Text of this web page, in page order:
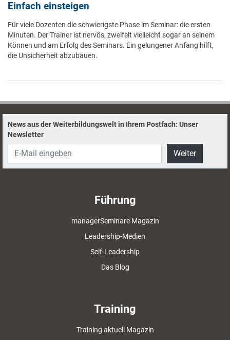
Einfach einsteigen
Für viele Dozenten die schwierigste Phase im Seminar: die ersten
Minuten. Der Trainer ist nervös, zweifelt vielleicht sogar an seinem
Können und am Erfolg des Seminars. Ein gelungener Anfang hilft,
die Unsicherheit abzubauen.
News aus der Weiterbildungswelt in Ihrem Postfach: Unser
Newsletter
Weiter
Führung
managerSeminare Magazin
Leadership-Medien
Self-Leadership
Das Blog
Training
Training aktuell Magazin